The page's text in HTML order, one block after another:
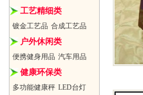
工艺精细类
镀金工艺品 合成工艺品
户外休闲类
便携健身用品 汽车用品
健康环保类
多功能健康秤 LED台灯